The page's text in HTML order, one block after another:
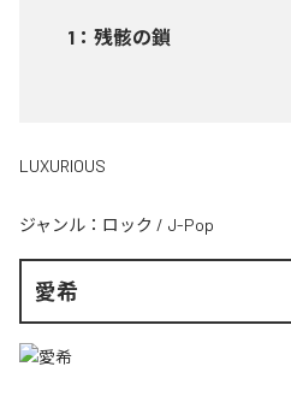
1 ： 残骸の鎖
LUXURIOUS
ジャンル： ロック / J-Pop
愛希